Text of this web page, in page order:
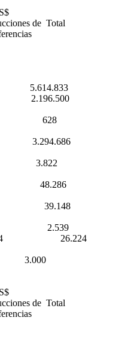
de Total
5.614.833
2.196.500
628
3.294.686
3.822
48.286
39.148
2.539
26.224
3.000
de Total